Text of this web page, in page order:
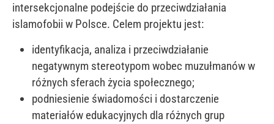
intersekcjonalne podejście do przeciwdziałania
islamofobii w Polsce. Celem projektu jest:
identyfikacja, analiza i przeciwdziałanie
negatywnym stereotypom wobec muzułmanów w
różnych sferach życia społecznego;
podniesienie świadomości i dostarczenie
materiałów edukacyjnych dla różnych grup